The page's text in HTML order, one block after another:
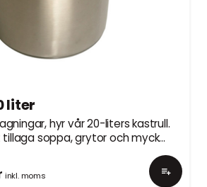
liter
hyr vår 20-liters kastrull.
soppa, grytor och mycket
inkl. moms